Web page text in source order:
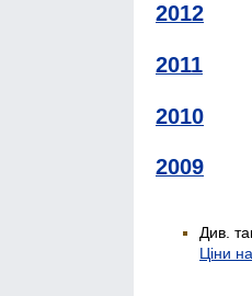
2012
2011
2010
2009
Див.
Ціни